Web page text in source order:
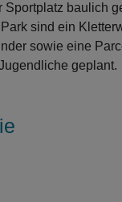
Sportplatz baulich
sind ein
sowie eine
geplant.